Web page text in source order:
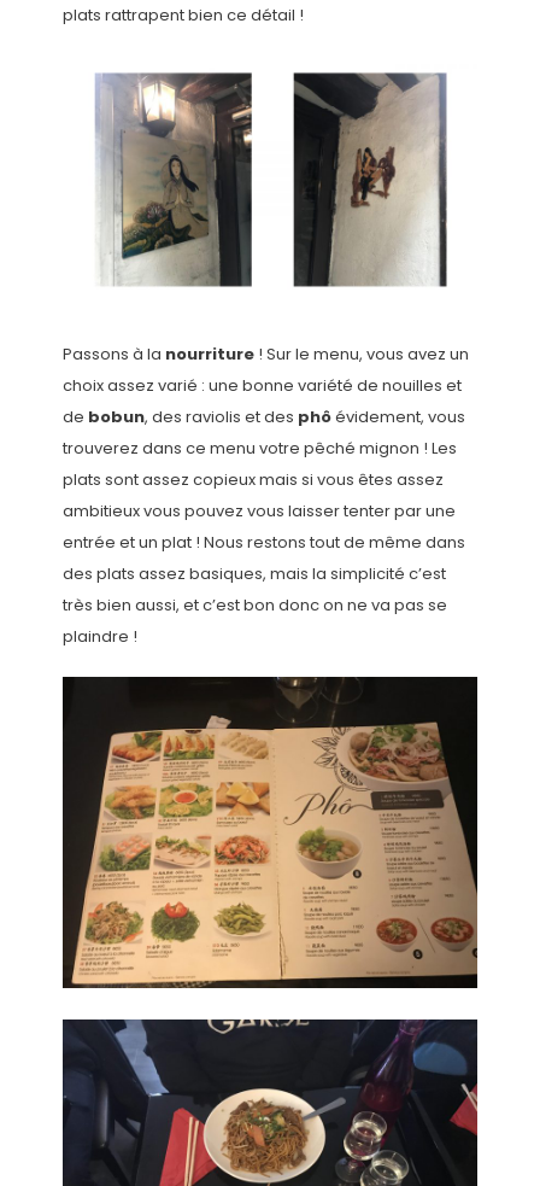
plats rattrapent bien ce détail !
Passons à la nourriture! Sur le menu, vous avez un
choix assez varié : une bonne variété de nouilles et
de bobun, des raviolis et des phôévidement, vous
trouverez dans ce menu votre pêché mignon ! Les
plats sont assez copieux mais si vous êtes assez
ambitieux vous pouvez vous laisser tenter par une
entrée et un plat ! Nous restons tout de même dans
des plats assez basiques, mais la simplicité c’est
très bien aussi, et c’est bon donc on ne va pas se
plaindre !